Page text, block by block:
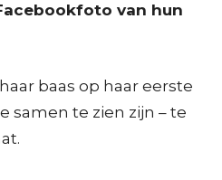
van hun
baas op haar eerste
samen te zien zijn – te